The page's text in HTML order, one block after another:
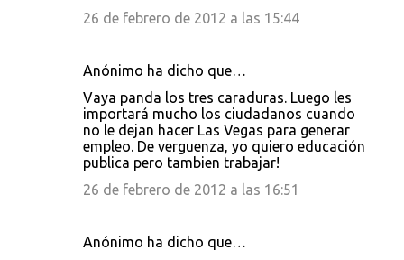
26 de febrero de 2012 a las 15:44
Anónimo ha dicho que…
Vaya panda los tres caraduras. Luego les
importará mucho los ciudadanos cuando
no le dejan hacer Las Vegas para generar
empleo. De verguenza, yo quiero educación
publica pero tambien trabajar!
26 de febrero de 2012 a las 16:51
Anónimo ha dicho que…